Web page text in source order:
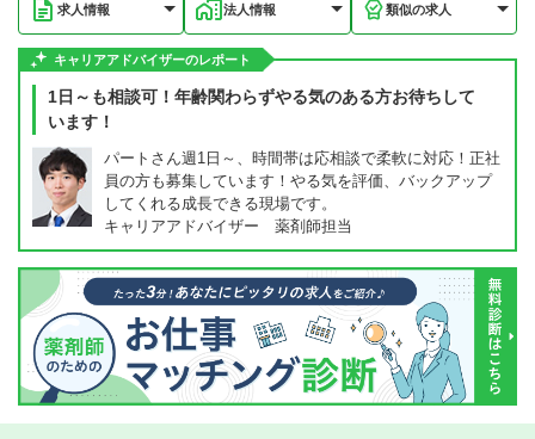
求人情報 法人情報 類似の求人
キャリアアドバイザーのレポート
1日～も相談可！年齢関わらずやる気のある方お待ちして
います！
パートさん週1日～、時間帯は応相談で柔軟に対応！正社
員の方も募集しています！やる気を評価、バックアップ
してくれる成長できる現場です。
キャリアアドバイザー 薬剤師担当